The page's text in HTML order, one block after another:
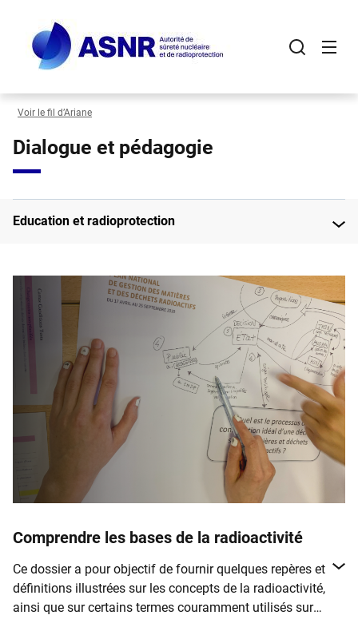
contenu
principal
Voir le fil d’Ariane
Dialogue et pédagogie
Education et radioprotection
Comprendre les bases de la radioactivité
Ce dossier a pour objectif de fournir quelques repères et
définitions illustrées sur les concepts de la radioactivité,
ainsi que sur certains ter​mes couramment utilisés sur